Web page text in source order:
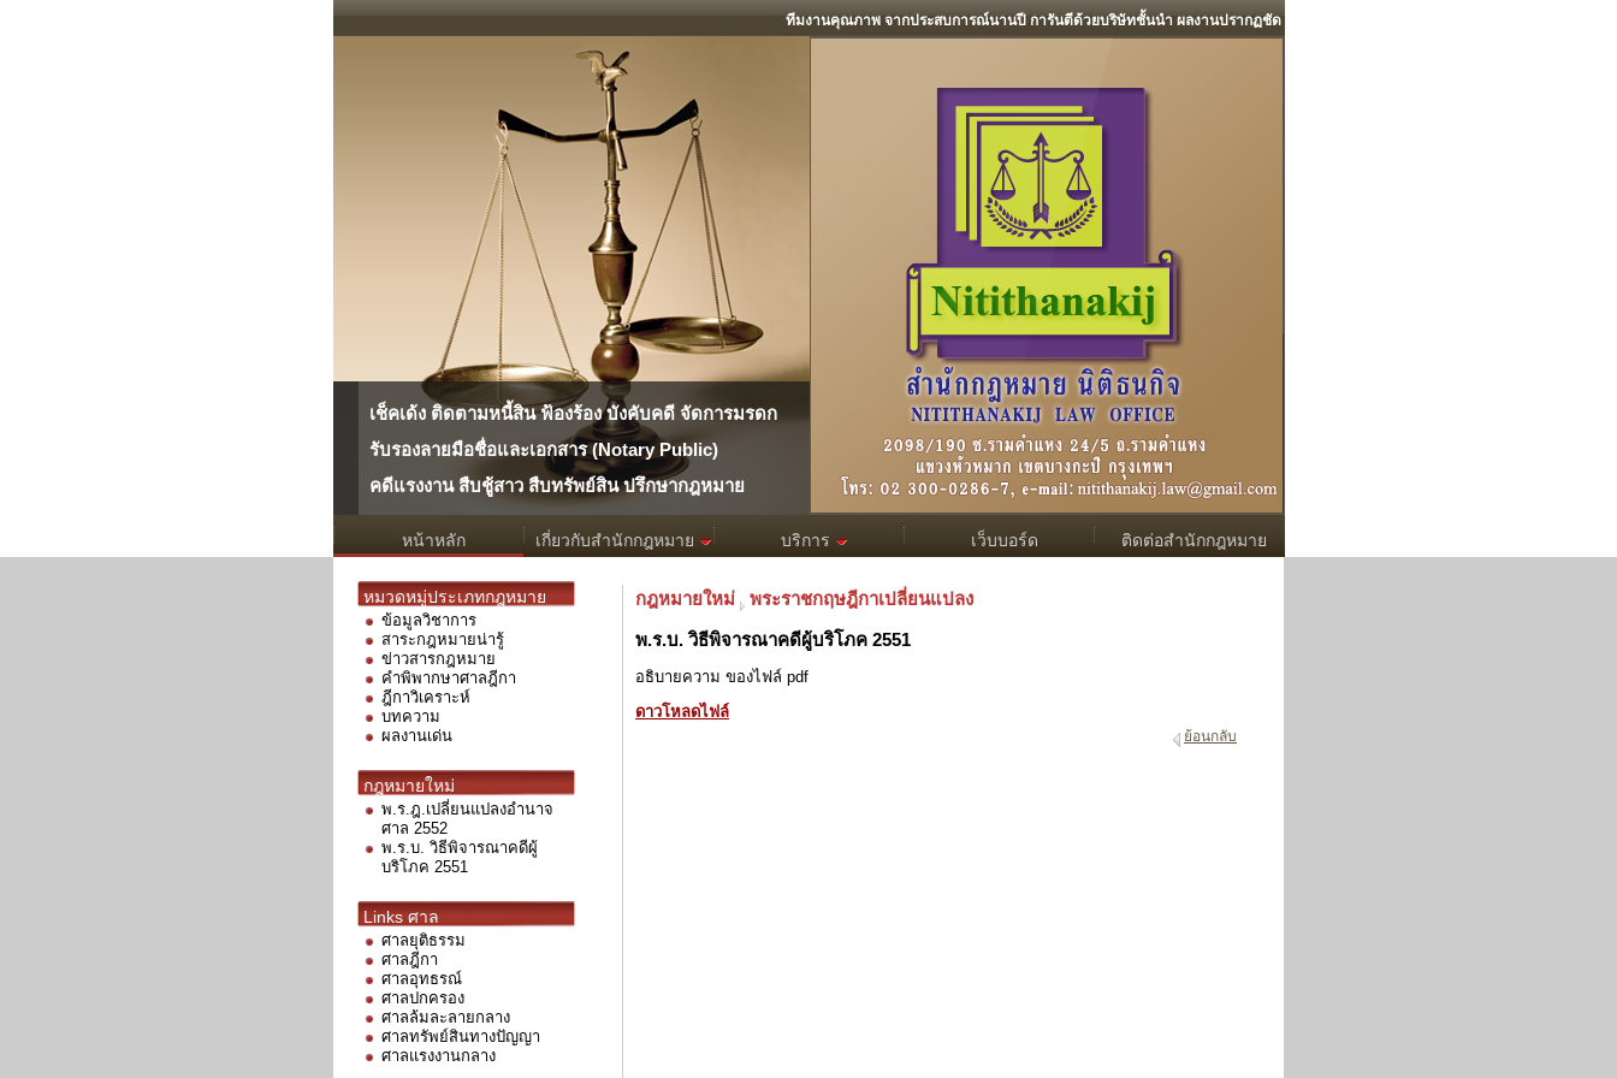
ทีมงานคุณภาพ จากประสบการณ์นานปี การันตีด้วยบริษัทชั้นนำ ผลงานปรากฏชัด
เช็คเด้ง ติดตามหนี้สิน ฟ้องร้อง บังคับคดี จัดการมรดก
รับรองลายมือชื่อและเอกสาร (Notary Public)
คดีแรงงาน สืบชู้สาว สืบทรัพย์สิน ปรึกษากฎหมาย
หน้าหลัก เกี่ยวกับสำนักกฎหมาย บริการ เว็บบอร์ด ติดต่อสำนักกฎหมาย
หมวดหมู่ประเภทกฎหมาย
ข้อมูลวิชาการ
สาระกฎหมายน่ารู้
ข่าวสารกฎหมาย
คำพิพากษาศาลฎีกา
ฎีกาวิเคราะห์
บทความ
ผลงานเด่น
กฎหมายใหม่
พ.ร.ฎ.เปลี่ยนแปลงอำนาจ
ศาล 2552
พ.ร.บ. วิธีพิจารณาคดีผู้
บริโภค 2551
Links ศาล
ศาลยุติธรรม
ศาลฎีกา
ศาลอุทธรณ์
ศาลปกครอง
ศาลล้มละลายกลาง
ศาลทรัพย์สินทางปัญญา
ศาลแรงงานกลาง
กฎหมายใหม่
พระราชกฤษฎีกาเปลี่ยนแปลง
พ.ร.บ. วิธีพิจารณาคดีผู้บริโภค 2551
อธิบายความ ของไฟล์ pdf
ดาวโหลดไฟล์
ย้อนกลับ